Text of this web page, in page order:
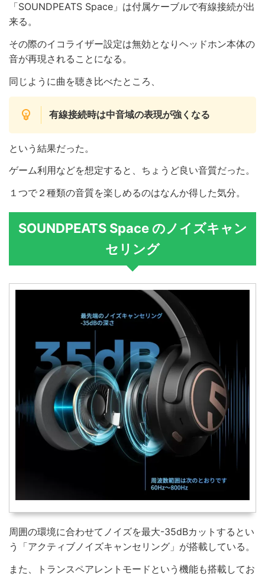
「SOUNDPEATS Space」は付属ケーブルで有線接続が出
来る。
その際のイコライザー設定は無効となりヘッドホン本体の
音が再現されることになる。
同じように曲を聴き比べたところ、
有線接続時は中音域の表現が強くなる
という結果だった。
ゲーム利用などを想定すると、ちょうど良い音質だった。
１つで２種類の音質を楽しめるのはなんか得した気分。
SOUNDPEATS Space のノイズキャン
セリング
周囲の環境に合わせてノイズを最大-35dBカットするとい
う「アクティブノイズキャンセリング」が搭載している。
また、トランスペアレントモードという機能も搭載してお